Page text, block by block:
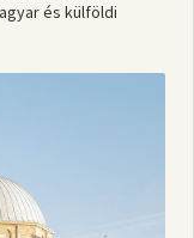
és külföldi